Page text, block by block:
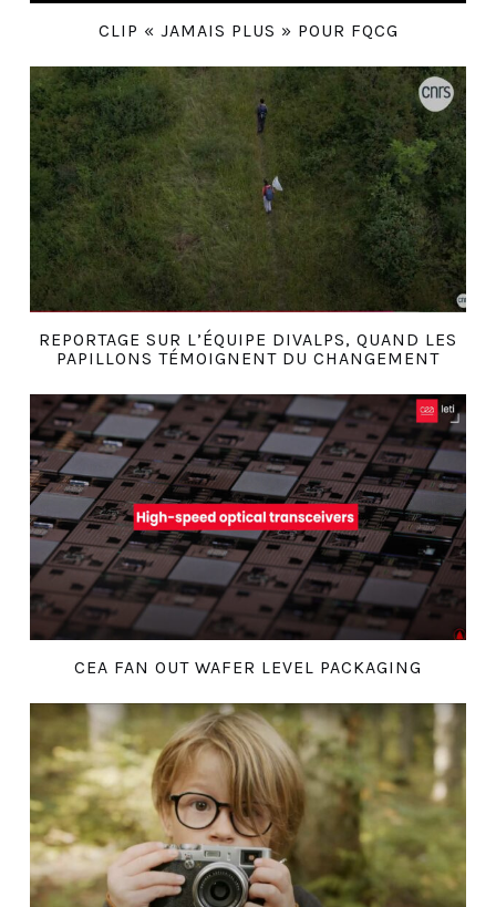
CLIP « JAMAIS PLUS » POUR FQCG
REPORTAGE SUR L’ÉQUIPE DIVALPS, QUAND LES
PAPILLONS TÉMOIGNENT DU CHANGEMENT
CEA FAN OUT WAFER LEVEL PACKAGING